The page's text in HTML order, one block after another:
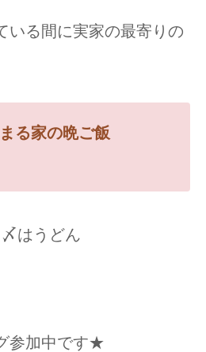
いる間に実家の最寄りの
る家の晩ご飯
はうどん
参加中です★